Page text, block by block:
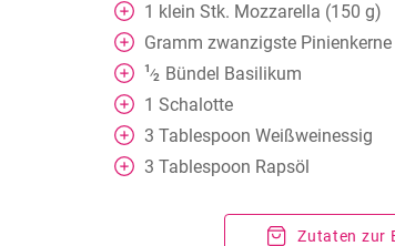
1 klein Stk. Mozzarella (150 g)
Gramm zwanzigste Pinienkerne
1⁄2
Bündel Basilikum
1 Schalotte
3 Tablespoon Weißweinessig
3 Tablespoon Rapsöl
Zutaten zur